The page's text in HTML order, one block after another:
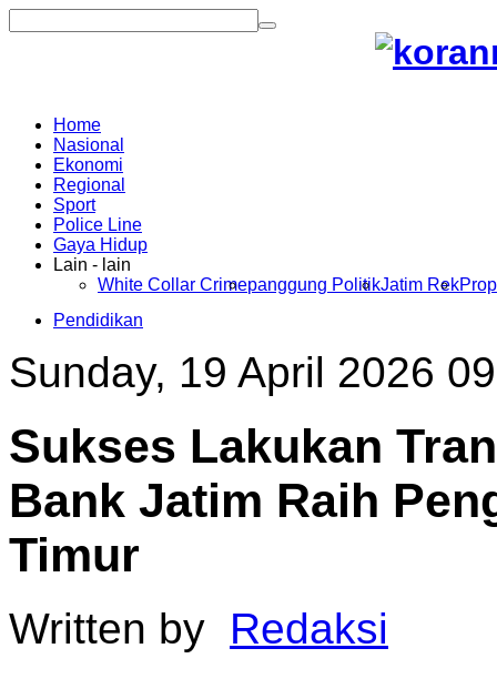
Home
Nasional
Ekonomi
Regional
Sport
Police Line
Gaya Hidup
Lain - lain
White Collar Crimepanggung PolitikJatim Rek
Pendidikan
Sunday, 19 April 2026
Sukses Lakukan
Bank Jatim Raih
Timur
Written by Redaksi